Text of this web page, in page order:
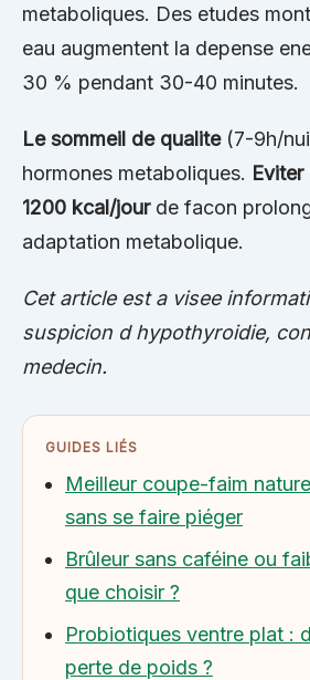
metaboliques. Des etudes
eau augmentent la depense
30 % pendant 30-40 minutes.
Le sommeil de qualite(7-9h/
hormones metaboliques. Eviter
1200 kcal/jourde facon
adaptation metabolique.
Cet article est a visee
suspicion d hypothyroidie,
medecin.
GUIDES LIÉS
Meilleur coupe-faim
sans se faire piéger
Brûleur sans caféine ou
que choisir ?
Probiotiques ventre plat :
perte de poids ?